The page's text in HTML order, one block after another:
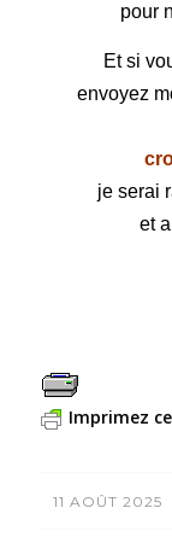
pour
Et si
envoyez
je serai
et
Imprimez
11 AOÛT 2025
/